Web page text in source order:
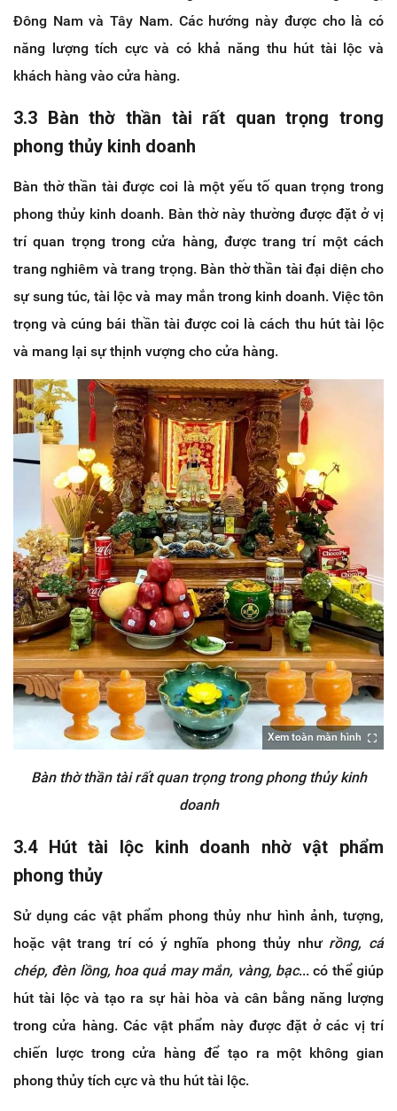
Đông Nam và Tây Nam. Các hướng này được cho là có
năng lượng tích cực và có khả năng thu hút tài lộc và
khách hàng vào cửa hàng.
3.3 Bàn thờ thần tài rất quan trọng trong
phong thủy kinh doanh
Bàn thờ thần tài được coi là một yếu tố quan trọng trong
phong thủy kinh doanh. Bàn thờ này thường được đặt ở vị
trí quan trọng trong cửa hàng, được trang trí một cách
trang nghiêm và trang trọng. Bàn thờ thần tài đại diện cho
sự sung túc, tài lộc và may mắn trong kinh doanh. Việc tôn
trọng và cúng bái thần tài được coi là cách thu hút tài lộc
và mang lại sự thịnh vượng cho cửa hàng.
Xem toàn màn hình
Bàn thờ thần tài rất quan trọng trong phong thủy kinh
doanh
3.4 Hút tài lộc kinh doanh nhờ vật phẩm
phong thủy
Sử dụng các vật phẩm phong thủy như hình ảnh, tượng,
hoặc vật trang trí có ý nghĩa phong thủy như rồng, cá
chép, đèn lồng, hoa quả may mắn, vàng, bạc... có thể giúp
hút tài lộc và tạo ra sự hài hòa và cân bằng năng lượng
trong cửa hàng. Các vật phẩm này được đặt ở các vị trí
chiến lược trong cửa hàng để tạo ra một không gian
phong thủy tích cực và thu hút tài lộc.